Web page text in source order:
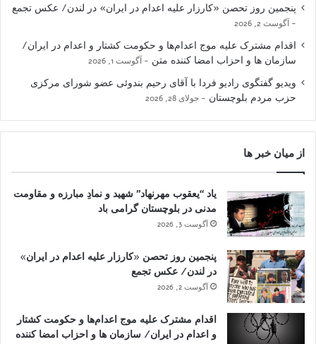
پنجمین روز تحصن «کارزار علیه اعدام در ایران» در لندن/ عکس تجمع
آگوست 2, 2026
اقدام مشترک علیه موج اعدام‌ها و حکومت کشتار و اعدام در ایران/
سازمان ها و احزاب امضا کننده متن
آگوست 1, 2026
ویدیو گفتگوی رادیو فردا با آقای رحیم بندوئی عضو شورای مرکزی
حزب مردم بلوچستان
جولای 28, 2026
از میان خبر ها
یاد “یعقوب مهرنهاد” شهید و نمادِ مبارزه و مقاومت
مدنی در بلوچستان گرامی باد
آگوست 3, 2026
پنجمین روز تحصن «کارزار علیه اعدام در ایران»
در لندن/ عکس تجمع
آگوست 2, 2026
اقدام مشترک علیه موج اعدام‌ها و حکومت کشتار
و اعدام در ایران/ سازمان ها و احزاب امضا کننده